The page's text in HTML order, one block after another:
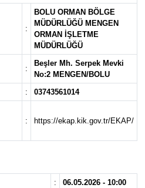
:
BOLU ORMAN BÖLGE
MÜDÜRLÜĞÜ MENGEN
ORMAN İŞLETME
MÜDÜRLÜĞÜ
:
Beşler Mh. Serpek Mevki
No:2 MENGEN/BOLU
:
03743561014
: https://ekap.kik.gov.tr/EKAP/
: 06.05.2026 - 10:00